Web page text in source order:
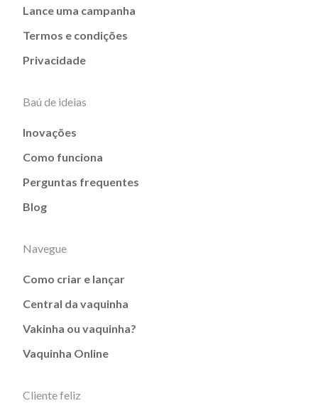
Lance uma campanha
Termos e condições
Privacidade
Baú de ideias
Inovações
Como funciona
Perguntas frequentes
Blog
Navegue
Como criar e lançar
Central da vaquinha
Vakinha ou vaquinha?
Vaquinha Online
Cliente feliz